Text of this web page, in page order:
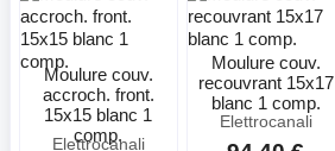
Moulure couv.
accroch. front.
15x15 blanc 1
comp.
Elettrocanali
Moulure couv.
recouvrant 15x17
blanc 1 comp.
Elettrocanali